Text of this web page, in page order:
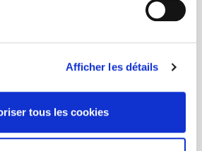
Afficher les détails
tous les cookies